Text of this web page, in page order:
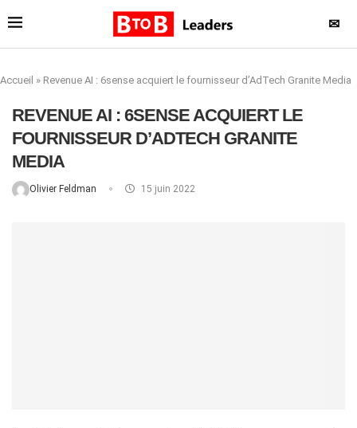
✉
Accueil » Revenue AI : 6sense acquiert le fournisseur d’AdTech Granite Media
REVENUE AI : 6SENSE ACQUIERT LE
FOURNISSEUR D’ADTECH GRANITE
MEDIA
Olivier Feldman 15 juin 2022